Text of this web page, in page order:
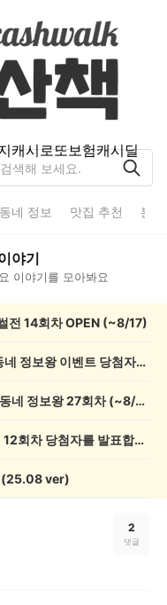
캐시로또보험캐시딜
동네 정보 맛집 추천 분
야기
이야기를 모아봐요
전 14회차 OPEN (~8/17)
💰[당첨자 발표] 26회차 우리 동네 정보왕 이벤트 당첨자를 발표합니다!
💸 전원 2,000캐시 지급! 우리 동네 정보왕 27회차 (~8/10)
💰[당첨자 발표] 우리 동네 썰전 12회차 당첨자를 발표합니다!
(25.08 ver)
2
댓글